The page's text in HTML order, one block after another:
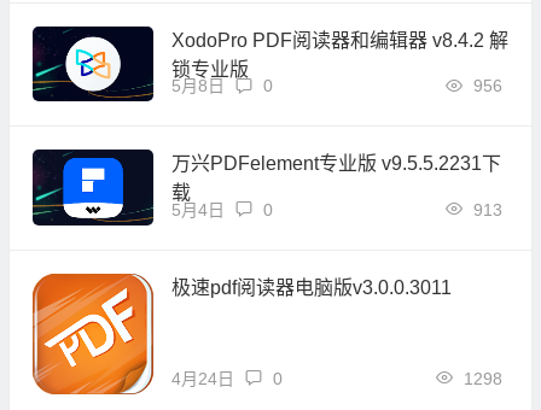
XodoPro PDF阅读器和编辑器 v8.4.2 解
锁专业版
5月8日 956
0
万兴PDFelement专业版 v9.5.5.2231下
载
5月4日 913
0
极速pdf阅读器电脑版v3.0.0.3011
4月24日 1298
0